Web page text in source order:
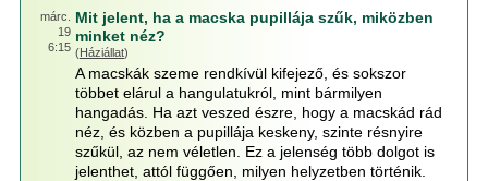
márc.
19
6:15
Mit jelent, ha a macska pupillája szűk, miközben
minket néz?
(Háziállat)
A macskák szeme rendkívül kifejező, és sokszor
többet elárul a hangulatukról, mint bármilyen
hangadás. Ha azt veszed észre, hogy a macskád rád
néz, és közben a pupillája keskeny, szinte résnyire
szűkül, az nem véletlen. Ez a jelenség több dolgot is
jelenthet, attól függően, milyen helyzetben történik.